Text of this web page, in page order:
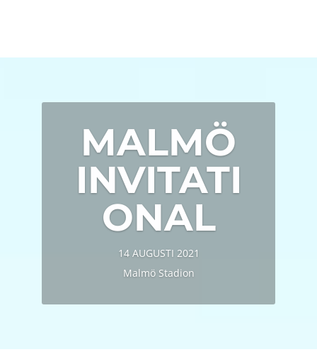
MALMÖ
INVITATI
ONAL
14 AUGUSTI 2021
Malmö Stadion